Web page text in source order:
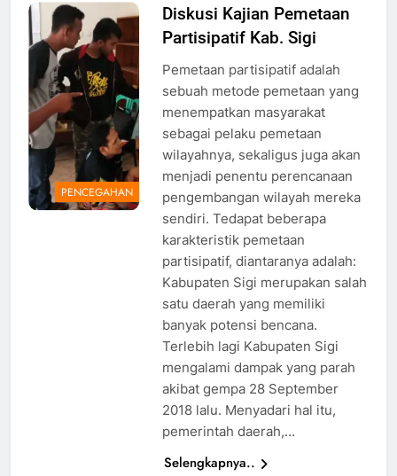
PENCEGAHAN
Diskusi Kajian Pemetaan
Partisipatif Kab. Sigi
Pemetaan partisipatif adalah
sebuah metode pemetaan yang
menempatkan masyarakat
sebagai pelaku pemetaan
wilayahnya, sekaligus juga akan
menjadi penentu perencanaan
pengembangan wilayah mereka
sendiri. Tedapat beberapa
karakteristik pemetaan
partisipatif, diantaranya adalah:
Kabupaten Sigi merupakan salah
satu daerah yang memiliki
banyak potensi bencana.
Terlebih lagi Kabupaten Sigi
mengalami dampak yang parah
akibat gempa 28 September
2018 lalu. Menyadari hal itu,
pemerintah daerah,…
Selengkapnya..